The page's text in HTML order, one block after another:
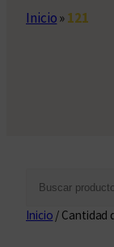
Inicio»121
sInicio / Cantidad